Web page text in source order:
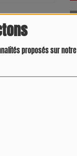
proposés sur